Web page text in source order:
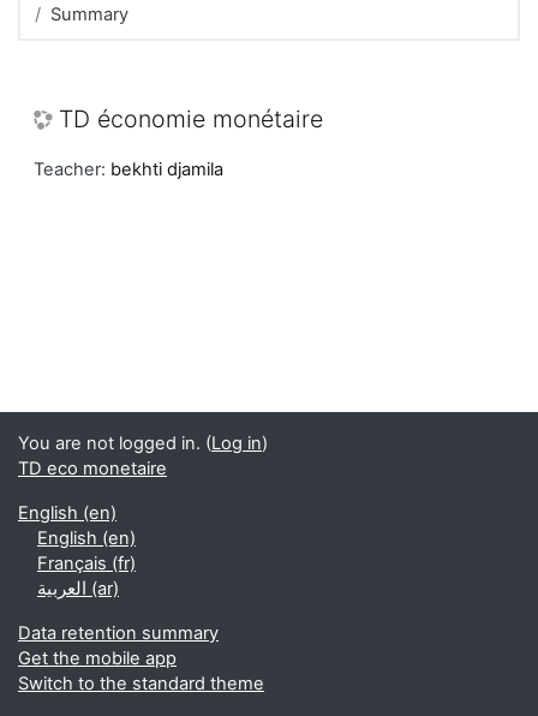
Summary
TD économie monétaire
Teacher: bekhti djamila
You are not logged in. (Log in)
TD eco monetaire
English ‎(en)‎
English ‎(en)‎
Français ‎(fr)‎
العربية ‎(ar)‎
Data retention summary
Get the mobile app
Switch to the standard theme